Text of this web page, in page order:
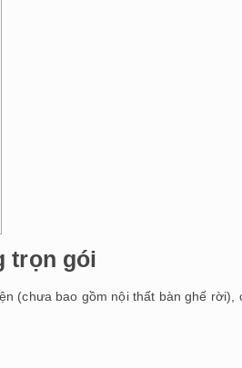
trọn gói
(chưa bao gồm nội thất bàn ghế rời),